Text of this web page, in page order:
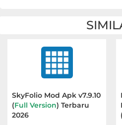
SkyFolio Mod Apk v7.9.10
(Full Version) Terbaru
2026